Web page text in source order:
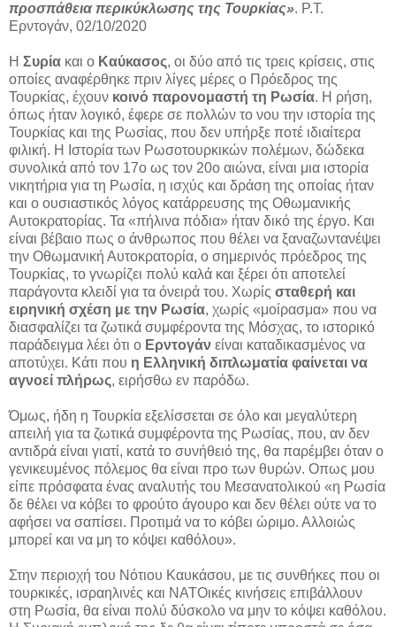
προσπάθεια περικύκλωσης της Τουρκίας». Ρ.Τ.
Ερντογάν, 02/10/2020
Η Συρία και ο Καύκασος, οι δύο από τις τρεις κρίσεις, στις
οποίες αναφέρθηκε πριν λίγες μέρες ο Πρόεδρος της
Τουρκίας, έχουν κοινό παρονομαστή τη Ρωσία. Η ρήση,
όπως ήταν λογικό, έφερε σε πολλών το νου την ιστορία της
Τουρκίας και της Ρωσίας, που δεν υπήρξε ποτέ ιδιαίτερα
φιλική. Η Ιστορία των Ρωσοτουρκικών πολέμων, δώδεκα
συνολικά από τον 17ο ως τον 20ο αιώνα, είναι μια ιστορία
νικητήρια για τη Ρωσία, η ισχύς και δράση της οποίας ήταν
και ο ουσιαστικός λόγος κατάρρευσης της Οθωμανικής
Αυτοκρατορίας. Τα «πήλινα πόδια» ήταν δικό της έργο. Και
είναι βέβαιο πως ο άνθρωπος που θέλει να ξαναζωντανέψει
την Οθωμανική Αυτοκρατορία, ο σημερινός πρόεδρος της
Τουρκίας, το γνωρίζει πολύ καλά και ξέρει ότι αποτελεί
παράγοντα κλειδί για τα όνειρά του. Χωρίς σταθερή και
ειρηνική σχέση με την Ρωσία, χωρίς «μοίρασμα» που να
διασφαλίζει τα ζωτικά συμφέροντα της Μόσχας, το ιστορικό
παράδειγμα λέει ότι ο Ερντογάν είναι καταδικασμένος να
αποτύχει. Κάτι που η Ελληνική διπλωματία φαίνεται να
αγνοεί πλήρως, ειρήσθω εν παρόδω.
Όμως, ήδη η Τουρκία εξελίσσεται σε όλο και μεγαλύτερη
απειλή για τα ζωτικά συμφέροντα της Ρωσίας, που, αν δεν
αντιδρά είναι γιατί, κατά το συνήθειό της, θα παρέμβει όταν ο
γενικευμένος πόλεμος θα είναι προ των θυρών. Οπως μου
είπε πρόσφατα ένας αναλυτής του Μεσανατολικού «η Ρωσία
δε θέλει να κόβει το φρούτο άγουρο και δεν θέλει ούτε να το
αφήσει να σαπίσει. Προτιμά να το κόβει ώριμο. Αλλοιώς
μπορεί και να μη το κόψει καθόλου».
Στην περιοχή του Νότιου Καυκάσου, με τις συνθήκες που οι
τουρκικές, ισραηλινές και ΝΑΤΟικές κινήσεις επιβάλλουν
στη Ρωσία, θα είναι πολύ δύσκολο να μην το κόψει καθόλου.